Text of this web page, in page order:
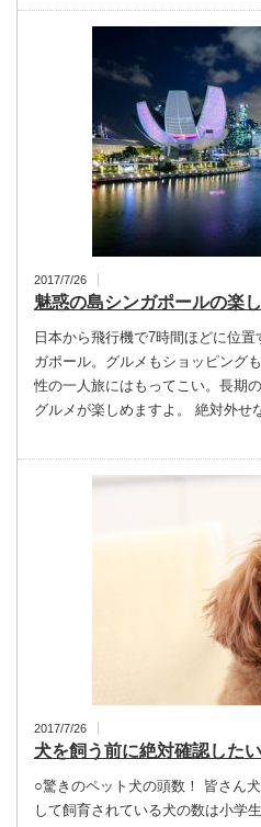
2017/7/26
魅惑の島シンガポールの楽
日本から飛行機で7時間ほどに位
ガポール。グルメもショッピング
性の一人旅にはもってこい。長期
グルメが楽しめますよ。 絶対外せ
2017/7/26
犬を飼う前に絶対確認した
○驚きのペット犬の頭数！ 皆さん
して飼育されている犬の数は小学